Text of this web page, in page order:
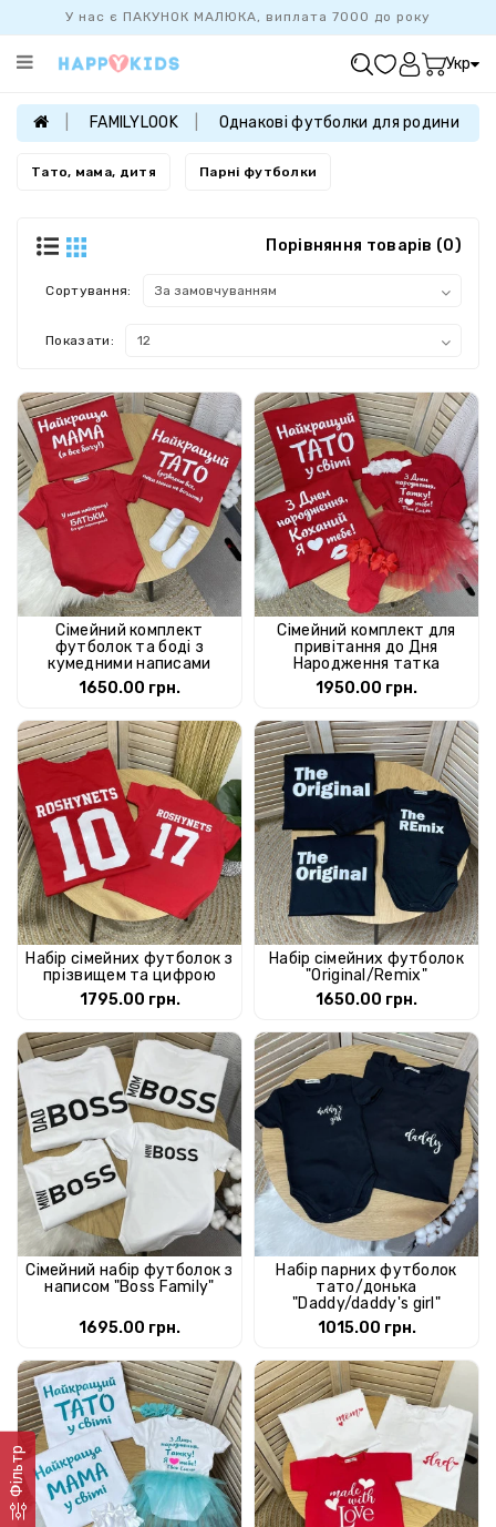
У нас є ПАКУНОК МАЛЮКА, виплата 7000 до року
Категорії
ПРОДАЖУ
КОЛЕКЦІЯ
ХЛОПЧИКАМ
НОВОНАРОДЖЕНИМ
Укр
FAMILYLOOK Однакові футболки для родини
Фільтр
Тато, мама, дитя Парні футболки
Порівняння товарів (0)
Сортування:
Показати:
Сімейний комплект
футболок та боді з
кумедними написами
1650.00 грн.
Сімейний комплект для
привітання до Дня
Народження татка
1950.00 грн.
Набір сімейних футболок з
прізвищем та цифрою
1795.00 грн.
Набір сімейних футболок
"Original/Remix"
1650.00 грн.
Сімейний набір футболок з
написом "Boss Family"
1695.00 грн.
Набір парних футболок
тато/донька
"Daddy/daddy's girl"
1015.00 грн.